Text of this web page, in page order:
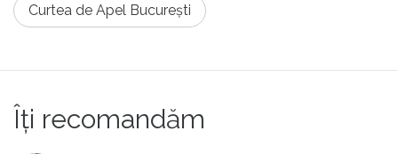
Curtea de Apel București
Îți recomandăm